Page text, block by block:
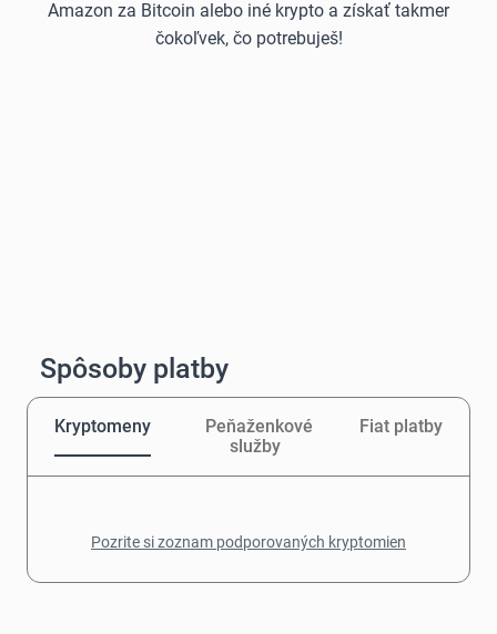
Amazon za Bitcoin alebo iné krypto a získať takmer
čokoľvek, čo potrebuješ!
Spôsoby platby
Kryptomeny
Peňaženkové
služby
Fiat platby
Pozrite si zoznam podporovaných kryptomien